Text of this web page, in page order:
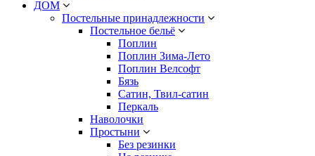
ДОМ
Постельные принадлежности
Постельное бельё
Поплин
Поплин Зима-Лето
Поплин Велсофт
Бязь
Сатин, Твил-сатин
Перкаль
Наволочки
Простыни
Без резинки